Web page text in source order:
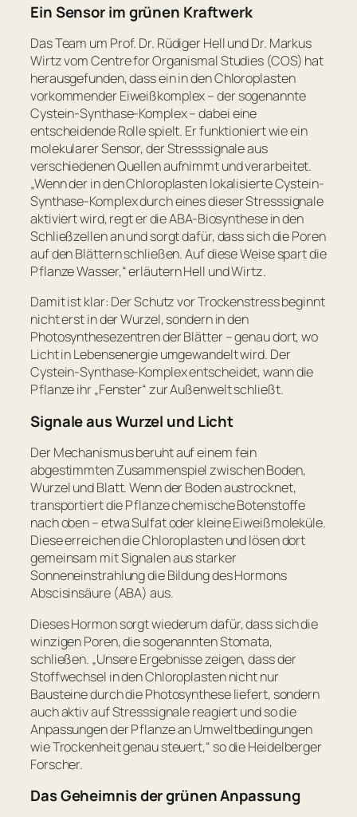
Ein Sensor im grünen Kraftwerk
Das Team um Prof. Dr. Rüdiger Hell und Dr. Markus
Wirtz vom Centre for Organismal Studies (COS) hat
herausgefunden, dass ein in den Chloroplasten
vorkommender Eiweißkomplex – der sogenannte
Cystein-Synthase-Komplex – dabei eine
entscheidende Rolle spielt. Er funktioniert wie ein
molekularer Sensor, der Stresssignale aus
verschiedenen Quellen aufnimmt und verarbeitet.
„Wenn der in den Chloroplasten lokalisierte Cystein-
Synthase-Komplex durch eines dieser Stresssignale
aktiviert wird, regt er die ABA-Biosynthese in den
Schließzellen an und sorgt dafür, dass sich die Poren
auf den Blättern schließen. Auf diese Weise spart die
Pflanze Wasser,“erläutern Hell und Wirtz.
Damit ist klar: Der Schutz vor Trockenstress beginnt
nicht erst in der Wurzel, sondern in den
Photosynthesezentren der Blätter – genau dort, wo
Licht in Lebensenergie umgewandelt wird. Der
Cystein-Synthase-Komplex entscheidet, wann die
Pflanze ihr „Fenster“ zur Außenwelt schließt.
Signale aus Wurzel und Licht
Der Mechanismus beruht auf einem fein
abgestimmten Zusammenspiel zwischen Boden,
Wurzel und Blatt. Wenn der Boden austrocknet,
transportiert die Pflanze chemische Botenstoffe
nach oben – etwa Sulfat oder kleine Eiweißmoleküle.
Diese erreichen die Chloroplasten und lösen dort
gemeinsam mit Signalen aus starker
Sonneneinstrahlung die Bildung des Hormons
Abscisinsäure (ABA) aus.
Dieses Hormon sorgt wiederum dafür, dass sich die
winzigen Poren, die sogenannten Stomata,
schließen. „Unsere Ergebnisse zeigen, dass der
Stoffwechsel in den Chloroplasten nicht nur
Bausteine durch die Photosynthese liefert, sondern
auch aktiv auf Stresssignale reagiert und so die
Anpassungen der Pflanze an Umweltbedingungen
wie Trockenheit genau steuert,“ so die Heidelberger
Forscher.
Das Geheimnis der grünen Anpassung